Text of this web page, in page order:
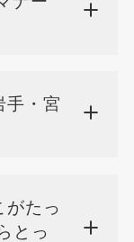
手・宮
がたっ
とっ